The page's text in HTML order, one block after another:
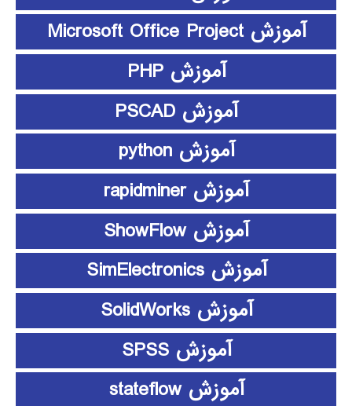
آموزش Microsoft Office Project
آموزش PHP
آموزش PSCAD
آموزش python
آموزش rapidminer
آموزش ShowFlow
آموزش SimElectronics
آموزش SolidWorks
آموزش SPSS
آموزش stateflow